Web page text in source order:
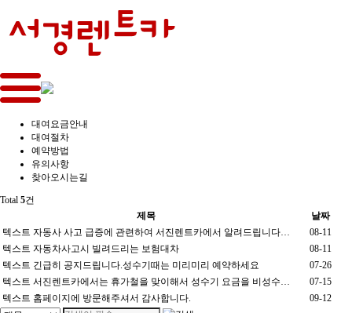
대여요금안내
대여절차
예약방법
유의사항
찾아오시는길
Total 5건
제목
날짜
텍스트 자동사 사고 급증에 관련하여 서진렌트카에서 알려드립니다…
08-11
텍스트 자동차사고시 빌려드리는 보험대차
08-11
텍스트 긴급히 공지드립니다.성수기때는 미리미리 예약하세요
07-26
텍스트 서진렌트카에서는 휴가철을 맞이해서 성수기 요금을 비성수…
07-15
텍스트 홈페이지에 방문해주셔서 감사합니다. 09-12